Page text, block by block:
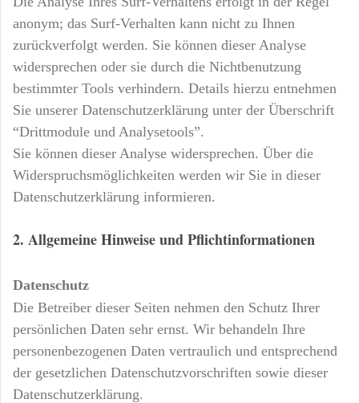
anonym; das Surf-Verhalten kann nicht zu Ihnen
zurückverfolgt werden. Sie können dieser Analyse
widersprechen oder sie durch die Nichtbenutzung
bestimmter Tools verhindern. Details hierzu entnehmen
Sie unserer Datenschutzerklärung unter der Überschrift
“Drittmodule und Analysetools”.
Sie können dieser Analyse widersprechen. Über die
Widerspruchsmöglichkeiten werden wir Sie in dieser
Datenschutzerklärung informieren.
2. Allgemeine Hinweise und Pflichtinformationen
Datenschutz
Die Betreiber dieser Seiten nehmen den Schutz Ihrer
persönlichen Daten sehr ernst. Wir behandeln Ihre
personenbezogenen Daten vertraulich und entsprechend
der gesetzlichen Datenschutzvorschriften sowie dieser
Datenschutzerklärung.